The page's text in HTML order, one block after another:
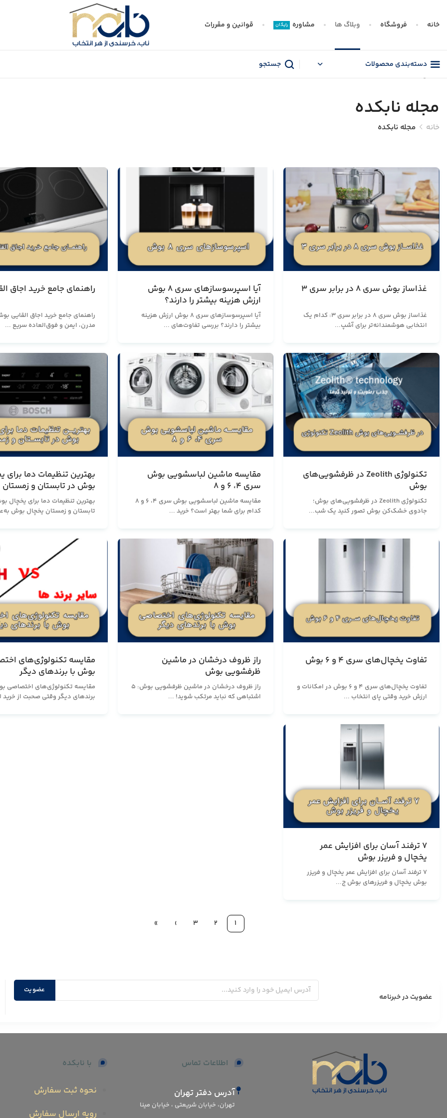
خانه فروشگاه وبلاگ ها مشاوره رایگان قوانین و مقررات
دسته‌بندی محصولات جستجو
مجله نابکده
خانه مجله نابکده
غذاساز بوش سری 8 در برابر سری 3
غذاساز بوش سری 8 در برابر سری 3: کدام یک
انتخابی هوشمندانه‌تر برای آشپ...
آیا اسپرسوسازهای سری ۸ بوش
ارزش هزینه بیشتر را دارند؟
آیا اسپرسوسازهای سری ۸ بوش ارزش هزینه
بیشتر را دارند؟ بررسی تفاوت‌های ...
راهنمای جامع خرید اجاق
راهنمای جامع خرید اجاق القایی
مدرن، ایمن و فوق‌العاده سریع ...
تکنولوژی Zeolith در ظرفشویی‌های
بوش
تکنولوژی Zeolith در ظرفشویی‌های بوش؛
جادوی خشک‌کن بوش تصور کنید یک شب...
مقایسه ماشین لباسشویی بوش
سری 4، 6 و 8
مقایسه ماشین لباسشویی بوش سری 4، 6 و 8
کدام برای شما بهتر است؟ خرید ...
بهترین تنظیمات دما برای
بوش در تابستان و زمستان
بهترین تنظیمات دما برای یخچال
تابستان و زمستان یخچال بوش
تفاوت یخچال‌های سری ۴ و ۶ بوش
تفاوت یخچال‌های سری ۴ و ۶ بوش در امکانات و
ارزش خرید وقتی پای انتخاب ...
راز ظروف درخشان در ماشین
ظرفشویی بوش
راز ظروف درخشان در ماشین ظرفشویی بوش: ۵
اشتباهی که نباید مرتکب شوید! ...
مقایسه تکنولوژی‌های
بوش با برندهای دیگر
مقایسه تکنولوژی‌های اختصاصی
برندهای دیگر وقتی صحبت از خرید
۷ ترفند آسان برای افزایش عمر
یخچال و فریزر بوش
۷ ترفند آسان برای افزایش عمر یخچال و فریزر
بوش یخچال و فریزرهای بوش ج...
1
2
3
›
»
عضویت در خبرنامه
اطلاعات تماس
آدرس دفتر تهران
تهران، خیابان شریعتی ، خیابان مینا
با نابکده
نحوه ثبت سفارش
رویه ارسال سفارش